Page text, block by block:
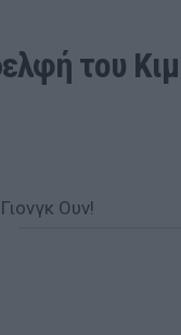
του Κιμ